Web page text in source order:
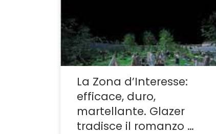
centinaio di volte lo splendido romanzo di
Martin Amis che nel 2015, quando uscì in
per Einaudi, fu accolto anche con qualche
mugugno, […]
La Zona d’Interesse:
efficace, duro,
martellante. Glazer
tradisce il romanzo …